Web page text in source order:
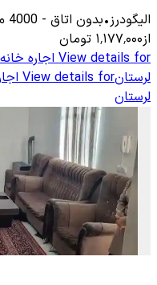
الیگودرز•بدون اتاق -
4000
از۱٬۱۷۷٬۰۰۰ تومان
View details for اجاره
لرستانView details for
لرستان